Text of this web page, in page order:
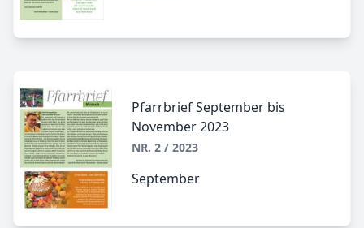
Pfarrbrief September bis
November 2023
NR. 2 / 2023
September